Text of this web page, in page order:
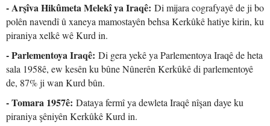
- Arşîva Hikûmeta Melekî ya Iraqê: Di mijara cografyayê de ji bo
polên navendî û xaneya mamostayên behsa Kerkûkê hatiye kirin, ku
piraniya xelkê wê Kurd in.
- Parlementoya Iraqê: Di gera yekê ya Parlementoya Iraqê de heta
sala 1958ê, ew kesên ku bûne Nûnerên Kerkûkê di parlementoyê
de, 87% ji wan Kurd bûn.
- Tomara 1957ê: Dataya fermî ya dewleta Iraqê nîşan daye ku
piraniya şêniyên Kerkûkê Kurd in.